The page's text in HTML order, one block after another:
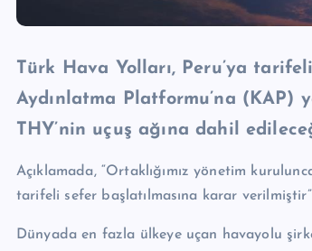
Türk Hava Yolları, Peru’ya
Aydınlatma Platformu’na (KAP)
THY’nin uçuş ağına dahil
Açıklamada, “Ortaklığımız yönetim
tarifeli sefer başlatılmasına karar
Dünyada en fazla ülkeye uçan havayolu